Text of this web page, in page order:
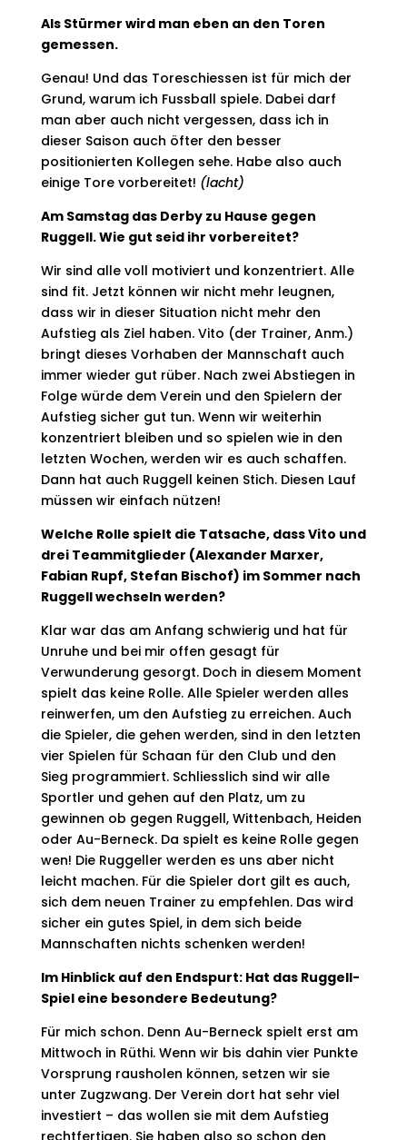
Als Stürmer wird man eben an den Toren
gemessen.
Genau! Und das Toreschiessen ist für mich der
Grund, warum ich Fussball spiele. Dabei darf
man aber auch nicht vergessen, dass ich in
dieser Saison auch öfter den besser
positionierten Kollegen sehe. Habe also auch
einige Tore vorbereitet! (lacht)
Am Samstag das Derby zu Hause gegen
Ruggell. Wie gut seid ihr vorbereitet?
Wir sind alle voll motiviert und konzentriert. Alle
sind fit. Jetzt können wir nicht mehr leugnen,
dass wir in dieser Situation nicht mehr den
Aufstieg als Ziel haben. Vito (der Trainer, Anm.)
bringt dieses Vorhaben der Mannschaft auch
immer wieder gut rüber. Nach zwei Abstiegen in
Folge würde dem Verein und den Spielern der
Aufstieg sicher gut tun. Wenn wir weiterhin
konzentriert bleiben und so spielen wie in den
letzten Wochen, werden wir es auch schaffen.
Dann hat auch Ruggell keinen Stich. Diesen Lauf
müssen wir einfach nützen!
Welche Rolle spielt die Tatsache, dass Vito und
drei Teammitglieder (Alexander Marxer,
Fabian Rupf, Stefan Bischof) im Sommer nach
Ruggell wechseln werden?
Klar war das am Anfang schwierig und hat für
Unruhe und bei mir offen gesagt für
Verwunderung gesorgt. Doch in diesem Moment
spielt das keine Rolle. Alle Spieler werden alles
reinwerfen, um den Aufstieg zu erreichen. Auch
die Spieler, die gehen werden, sind in den letzten
vier Spielen für Schaan für den Club und den
Sieg programmiert. Schliesslich sind wir alle
Sportler und gehen auf den Platz, um zu
gewinnen ob gegen Ruggell, Wittenbach, Heiden
oder Au-Berneck. Da spielt es keine Rolle gegen
wen! Die Ruggeller werden es uns aber nicht
leicht machen. Für die Spieler dort gilt es auch,
sich dem neuen Trainer zu empfehlen. Das wird
sicher ein gutes Spiel, in dem sich beide
Mannschaften nichts schenken werden!
Im Hinblick auf den Endspurt: Hat das Ruggell-
Spiel eine besondere Bedeutung?
Für mich schon. Denn Au-Berneck spielt erst am
Mittwoch in Rüthi. Wenn wir bis dahin vier Punkte
Vorsprung rausholen können, setzen wir sie
unter Zugzwang. Der Verein dort hat sehr viel
investiert – das wollen sie mit dem Aufstieg
rechtfertigen. Sie haben also so schon den